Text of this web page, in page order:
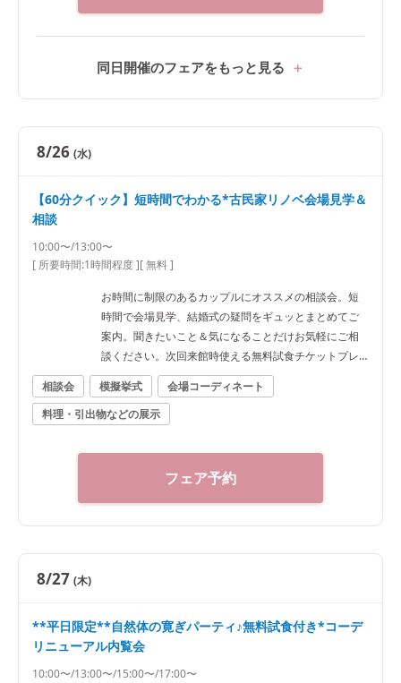
同日開催のフェアをもっと見る
8/26 (水)
【60分クイック】短時間でわかる*古民家リノベ会場見学＆
相談
10:00〜/13:00〜
[ 所要時間:1時間程度][ 無料 ]
お時間に制限のあるカップルにオススメの相談会。短
時間で会場見学、結婚式の疑問をギュッとまとめてご
案内。聞きたいこと＆気になることだけお気軽にご相
談ください。次回来館時使える無料試食チケットプレ
ゼント♪
相談会 模擬挙式
会場コーディネート
料理・引出物などの展示
フェア予約
8/27 (木)
**平日限定**自然体の寛ぎパーティ♪無料試食付き*コーデ
リニューアル内覧会
10:00〜/13:00〜/15:00〜/17:00〜